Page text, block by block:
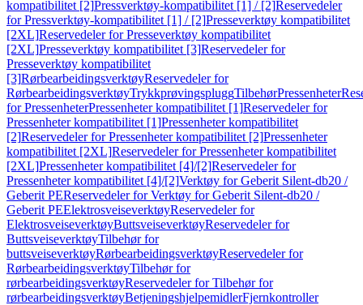
kompatibilitet [2]Pressverktøy-kompatibilitet [1] / [2]Reservedeler
for Pressverktøy-kompatibilitet [1] / [2]Presseverktøy kompatibilitet
[2XL]Reservedeler for Presseverktøy kompatibilitet
[2XL]Presseverktøy kompatibilitet [3]Reservedeler for
Presseverktøy kompatibilitet
[3]RørbearbeidingsverktøyReservedeler for
RørbearbeidingsverktøyTrykkprøvingspluggTilbehørPressenheter
for PressenheterPressenheter kompatibilitet [1]Reservedeler for
Pressenheter kompatibilitet [1]Pressenheter kompatibilitet
[2]Reservedeler for Pressenheter kompatibilitet [2]Pressenheter
kompatibilitet [2XL]Reservedeler for Pressenheter kompatibilitet
[2XL]Pressenheter kompatibilitet [4]/[2]Reservedeler for
Pressenheter kompatibilitet [4]/[2]Verktøy for Geberit Silent-db20 /
Geberit PEReservedeler for Verktøy for Geberit Silent-db20 /
Geberit PEElektrosveiseverktøyReservedeler for
ElektrosveiseverktøyButtsveiseverktøyReservedeler for
ButtsveiseverktøyTilbehør for
buttsveiseverktøyRørbearbeidingsverktøyReservedeler for
RørbearbeidingsverktøyTilbehør for
rørbearbeidingsverktøyReservedeler for Tilbehør for
rørbearbeidingsverktøyBetjeningshjelpemidlerFjernkontroller